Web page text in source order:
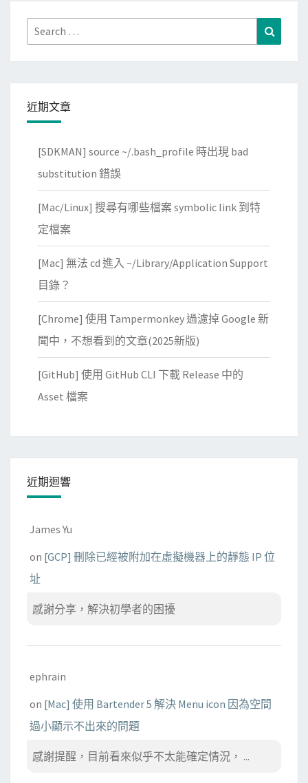
Search
for:
近期文章
[SDKMAN] source ~/.bash_profile 時出現 bad
substitution 錯誤
[Mac/Linux] 搜尋有哪些檔案 symbolic link 到特
定檔案
[Mac] 無法 cd 進入 ~/Library/Application Support
目錄？
[Chrome] 使用 Tampermonkey 過濾掉 Google 新
聞中，不想看到的文章(2025新版)
[GitHub] 使用 GitHub CLI 下載 Release 中的
Asset 檔案
近期迴響
James Yu
on [GCP] 刪除已經被附加在虛擬機器上的靜態 IP 位
址
感謝分享，解決初學者的困擾
ephrain
on [Mac] 使用 Bartender 5 解決 Menu icon 因為空間
過小顯示不出來的問題
感謝提醒，目前看來似乎不太能確定情況， ...